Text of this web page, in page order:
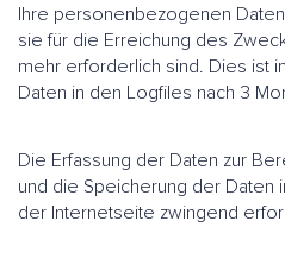
Ihre personenbezogenen
sie für die Erreichung des
mehr erforderlich sind. Dies ist
Daten in den Logfiles nach 3
Die Erfassung der Daten zur
und die Speicherung der Daten
der Internetseite zwingend